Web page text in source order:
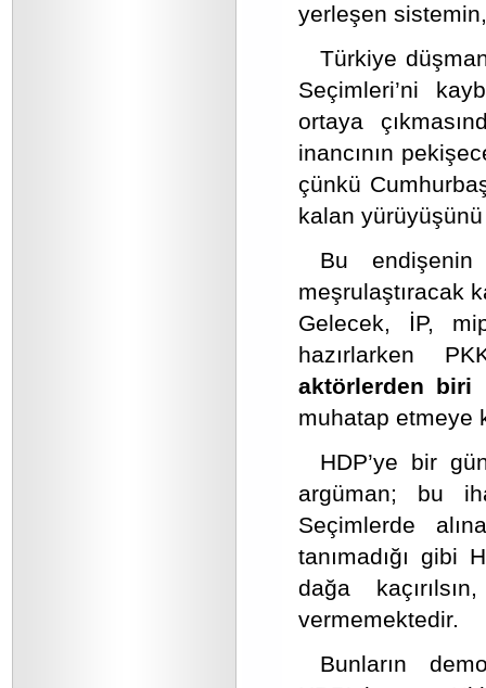
yerleşen
Türkiye
Seçimleri’ni
ortaya
inancının
çünkü
kalan
Bu endişenin
meşrulaştıracak
Gelecek, İP,
hazırlarken
aktörlerden biri
muhatap etmeye
HDP’ye bir
argüman; bu
Seçimlerde
tanımadığı gibi
dağa
vermemektedir.
Bunların